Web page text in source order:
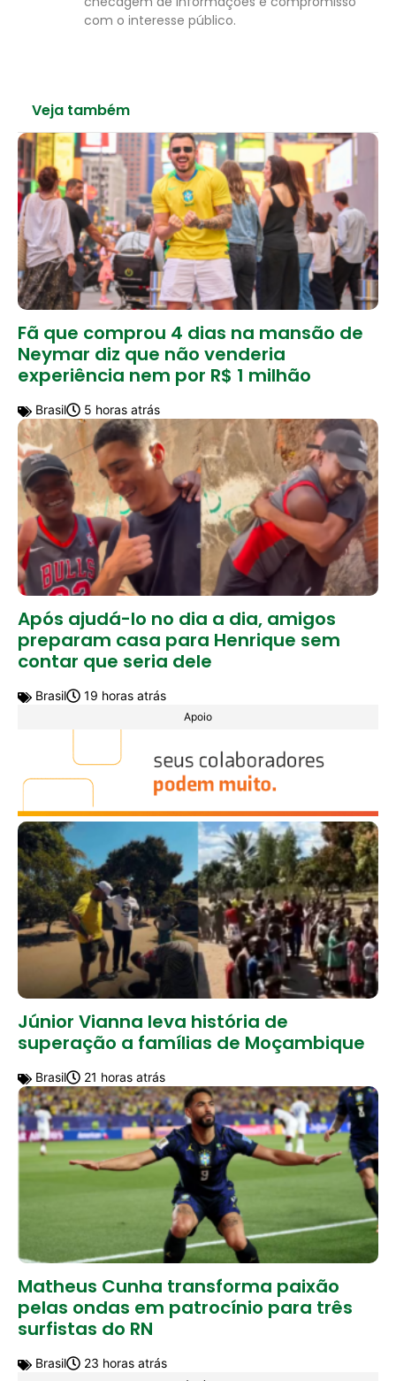
com o interesse público.
Veja também
Fã que comprou 4 dias na mansão de
Neymar diz que não venderia
experiência nem por R$ 1 milhão
Brasil 5 horas atrás
Após ajudá-lo no dia a dia, amigos
preparam casa para Henrique sem
contar que seria dele
Brasil 19 horas atrás
Apoio
Júnior Vianna leva história de
superação a famílias de Moçambique
Brasil 21 horas atrás
Matheus Cunha transforma paixão
pelas ondas em patrocínio para três
surfistas do RN
Brasil 23 horas atrás